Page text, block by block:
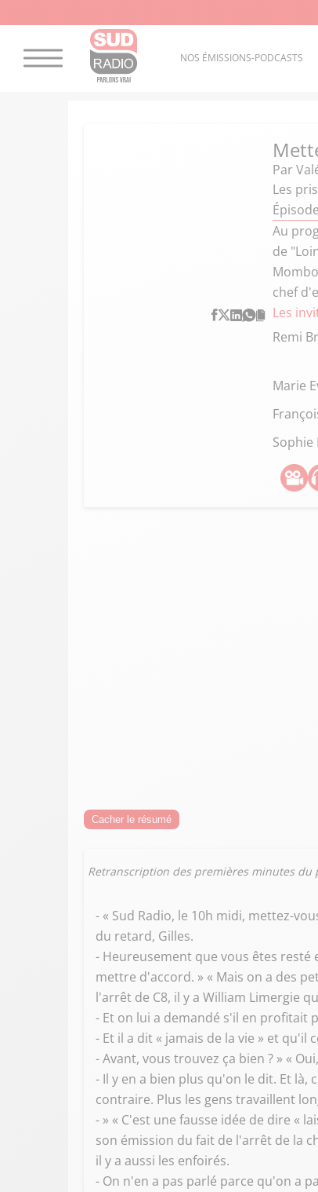
NOS ÉMISSIONS-PODCASTS
Par
Les
Au
de
chef
Les
Remi
Marie
Sophie
Cacher le résumé
Retranscription des premières minutes du
- « Sud Radio, le 10h midi, mettez-
du retard, Gilles.
- Heureusement que vous êtes resté
mettre d'accord. » « Mais on a des
l'arrêt de C8, il y a William Limergie
- Et on lui a demandé s'il en profitait
- Et il a dit « jamais de la vie » et
- Avant, vous trouvez ça bien ? » «
- Il y en a bien plus qu'on le dit. Et là,
contraire. Plus les gens travaillent
- » « C'est une fausse idée de dire «
son émission du fait de l'arrêt de la
il y a aussi les enfoirés.
- On n'en a pas parlé parce qu'on a